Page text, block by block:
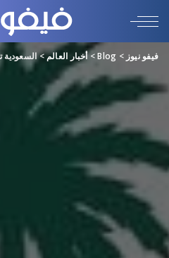
فيفو نيوز >
Blog
>أخبار العالم>السعودية توجه